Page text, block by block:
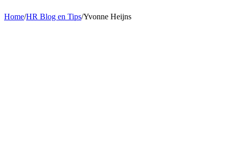
Home/HR Blog en Tips/Yvonne Heijns